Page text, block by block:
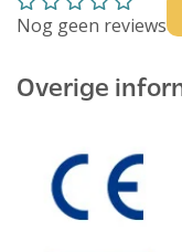
Nog geen reviews
Overige